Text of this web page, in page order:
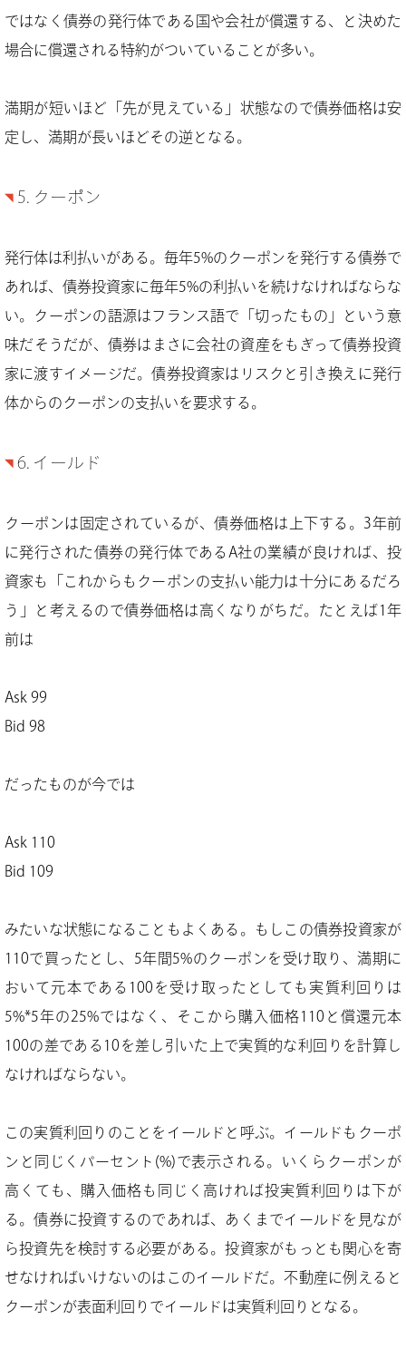
ではなく債券の発行体である国や会社が償還する、と決めた
場合に償還される特約がついていることが多い。
満期が短いほど「先が見えている」状態なので債券価格は安
定し、満期が長いほどその逆となる。
5. クーポン
発行体は利払いがある。毎年5%のクーポンを発行する債券で
あれば、債券投資家に毎年5%の利払いを続けなければならな
い。クーポンの語源はフランス語で「切ったもの」という意
味だそうだが、債券はまさに会社の資産をもぎって債券投資
家に渡すイメージだ。債券投資家はリスクと引き換えに発行
体からのクーポンの支払いを要求する。
6. イールド
クーポンは固定されているが、債券価格は上下する。3年前
に発行された債券の発行体であるA社の業績が良ければ、投
資家も「これからもクーポンの支払い能力は十分にあるだろ
う」と考えるので債券価格は高くなりがちだ。たとえば1年
前は
Ask 99
Bid 98
だったものが今では
Ask 110
Bid 109
みたいな状態になることもよくある。もしこの債券投資家が
110で買ったとし、5年間5%のクーポンを受け取り、満期に
おいて元本である100を受け取ったとしても実質利回りは
5%*5年の25%ではなく、そこから購入価格110と償還元本
100の差である10を差し引いた上で実質的な利回りを計算し
なければならない。
この実質利回りのことをイールドと呼ぶ。イールドもクーポ
ンと同じくパーセント(%)で表示される。いくらクーポンが
高くても、購入価格も同じく高ければ投実質利回りは下が
る。債券に投資するのであれば、あくまでイールドを見なが
ら投資先を検討する必要がある。投資家がもっとも関心を寄
せなければいけないのはこのイールドだ。不動産に例えると
クーポンが表面利回りでイールドは実質利回りとなる。